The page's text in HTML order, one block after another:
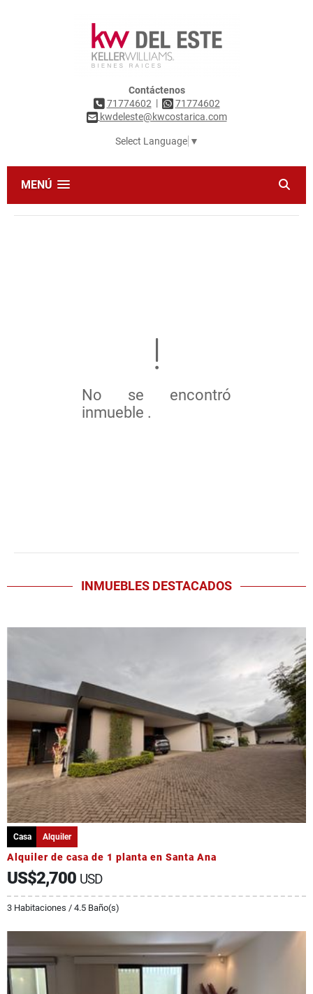
Contáctenos
71774602 |
71774602
kwdeleste@kwcostarica.com
Select Language ▼
MENÚ
No se encontró
inmueble .
INMUEBLES DESTACADOS
Casa Alquiler
Alquiler de casa de 1 planta en Santa Ana
US$2,700 USD
3 Habitaciones / 4.5 Baño(s)